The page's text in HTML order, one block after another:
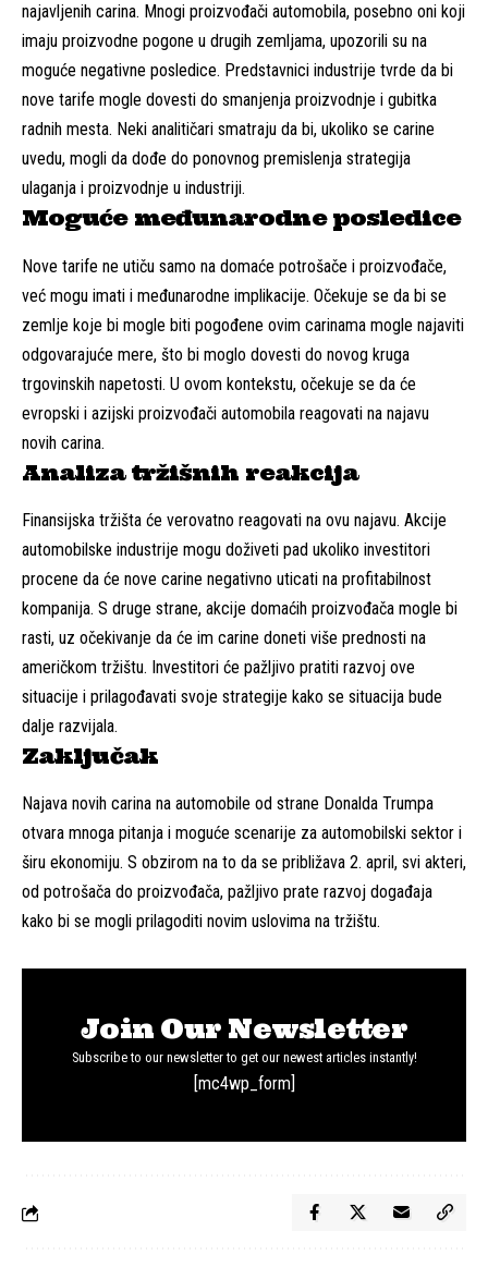
najavljenih carina. Mnogi proizvođači automobila, posebno oni koji
imaju proizvodne pogone u drugih zemljama, upozorili su na
moguće negativne posledice. Predstavnici industrije tvrde da bi
nove tarife mogle dovesti do smanjenja proizvodnje i gubitka
radnih mesta. Neki analitičari smatraju da bi, ukoliko se carine
uvedu, mogli da dođe do ponovnog premislenja strategija
ulaganja i proizvodnje u industriji.
Moguće međunarodne posledice
Nove tarife ne utiču samo na domaće potrošače i proizvođače,
već mogu imati i međunarodne implikacije. Očekuje se da bi se
zemlje koje bi mogle biti pogođene ovim carinama mogle najaviti
odgovarajuće mere, što bi moglo dovesti do novog kruga
trgovinskih napetosti. U ovom kontekstu, očekuje se da će
evropski i azijski proizvođači automobila reagovati na najavu
novih carina.
Analiza tržišnih reakcija
Finansijska tržišta će verovatno reagovati na ovu najavu. Akcije
automobilske industrije mogu doživeti pad ukoliko investitori
procene da će nove carine negativno uticati na profitabilnost
kompanija. S druge strane, akcije domaćih proizvođača mogle bi
rasti, uz očekivanje da će im carine doneti više prednosti na
američkom tržištu. Investitori će pažljivo pratiti razvoj ove
situacije i prilagođavati svoje strategije kako se situacija bude
dalje razvijala.
Zaključak
Najava novih carina na automobile od strane Donalda Trumpa
otvara mnoga pitanja i moguće scenarije za automobilski sektor i
širu ekonomiju. S obzirom na to da se približava 2. april, svi akteri,
od potrošača do proizvođača, pažljivo prate razvoj događaja
kako bi se mogli prilagoditi novim uslovima na tržištu.
Join Our Newsletter
Subscribe to our newsletter to get our newest articles instantly!
[mc4wp_form]